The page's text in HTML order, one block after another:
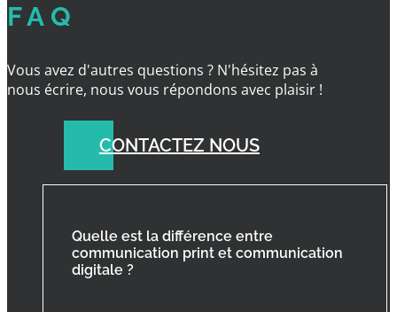
FAQ
Vous avez d'autres questions ? N'hésitez pas à
nous écrire, nous vous répondons avec plaisir !
CONTACTEZ NOUS
Quelle est la différence entre
communication print et communication
digitale ?